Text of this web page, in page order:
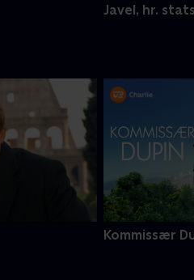
Javel, hr.
Kommissær